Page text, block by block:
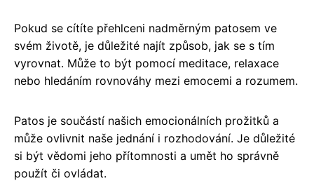
Pokud se cítíte přehlceni nadměrným patosem ve
svém životě, je důležité najít způsob, jak se s tím
vyrovnat. Může to být pomocí meditace, relaxace
nebo hledáním rovnováhy mezi emocemi a rozumem.
Patos je součástí našich emocionálních prožitků a
může ovlivnit naše jednání i rozhodování. Je důležité
si být vědomi jeho přítomnosti a umět ho správně
použít či ovládat.